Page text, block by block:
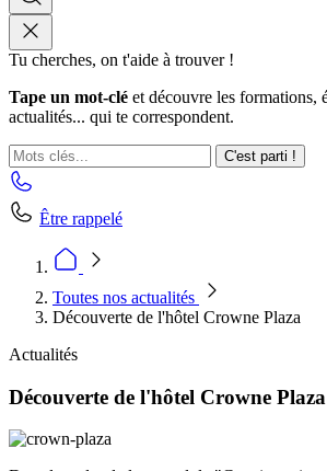
Tu cherches, on t'aide à trouver !
Tape un mot-clé et découvre les formations,
actualités... qui te correspondent.
C'est parti !
Être rappelé
Toutes nos actualités
Découverte de l'hôtel Crowne Plaza
Actualités
Découverte de l'hôtel Crowne Plaza